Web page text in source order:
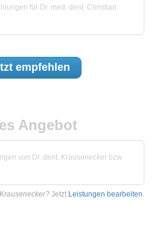
für Dr. med. dent. Christian
empfehlen
Angebot
von Dr. dent. Krausenecker bzw.
Jetzt Leistungen bearbeiten.